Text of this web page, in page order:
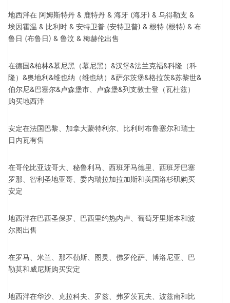
地西泮在 阿姆斯特丹 & 鹿特丹 & 海牙 (海牙) & 乌得勒支 &
埃因霍温 & 比利时 & 安特卫普 (安特卫普) & 根特 (根特) & 布
鲁日 (布鲁日) & 鲁汶 & 梅赫伦出售
在德国&柏林&慕尼黑（慕尼黑）&汉堡&法兰克福&科隆（科
隆）&奥地利&维也纳（维也纳）&萨尔茨堡&格拉茨&苏黎世&
伯尔尼&巴塞尔&卢森堡市、卢森堡&列支敦士登（瓦杜兹）
购买地西泮
安定在法国巴黎、加拿大蒙特利尔、比利时布鲁塞尔和瑞士
日内瓦有售
在哥伦比亚波哥大、秘鲁利马、西班牙马德里、西班牙巴塞
罗那、智利圣地亚哥、委内瑞拉加拉加斯和美国洛杉矶购买
安定
地西泮在巴西圣保罗、巴西里约热内卢、葡萄牙里斯本和波
尔图出售
在罗马、米兰、那不勒斯、图灵、佛罗伦萨、博洛尼亚、巴
勒莫和威尼斯购买安定
地西泮在华沙、克拉科夫、罗兹、弗罗茨瓦夫、波兹南和比